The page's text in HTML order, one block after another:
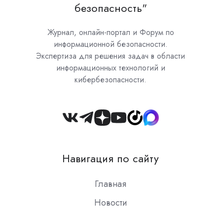
безопасность"
Журнал, онлайн-портал и Форум по
информационной безопасности.
Экспертиза для решения задач в области
информационных технологий и
кибербезопасности.
Join
Slack
Навигация по сайту
Главная
Новости